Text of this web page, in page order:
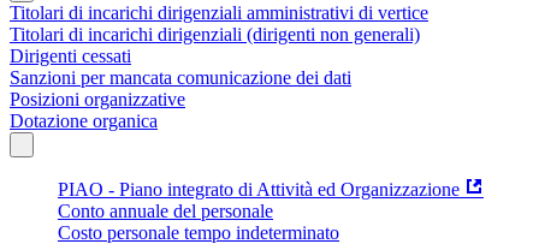
Titolari di incarichi dirigenziali amministrativi di vertice
Titolari di incarichi dirigenziali (dirigenti non generali)
Dirigenti cessati
Sanzioni per mancata comunicazione dei dati
Posizioni organizzative
Dotazione organica
PIAO - Piano integrato di Attività ed Organizzazione
Conto annuale del personale
Costo personale tempo indeterminato